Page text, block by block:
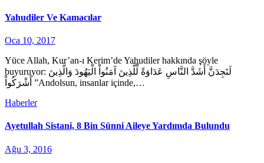
Yahudiler Ve Kamacılar
Oca 10, 2017
Yüce Allah, Kur’an-ı Kerim’de Yahudiler hakkında şöyle
buyuruyor: لَتَجِدَنَّ أَشَدَّ النَّاسِ عَدَاوَةً لِّلَّذِينَ آمَنُواْ الْيَهُودَ وَالَّذِينَ
أَشْرَكُواْ ”Andolsun, insanlar içinde,…
Haberler
Ayetullah Sistani, 8 Bin Sünni Aileye Yardımda Bulundu
Ağu 3, 2016